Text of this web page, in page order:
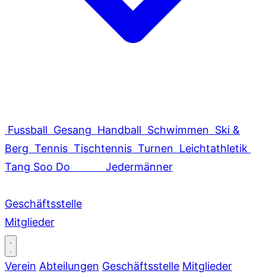
Fussball Gesang Handball Schwimmen Ski &
Berg Tennis Tischtennis Turnen Leichtathletik
Tang Soo Do
Jedermänner
Geschäftsstelle
Mitglieder
Verein Abteilungen Geschäftsstelle Mitglieder